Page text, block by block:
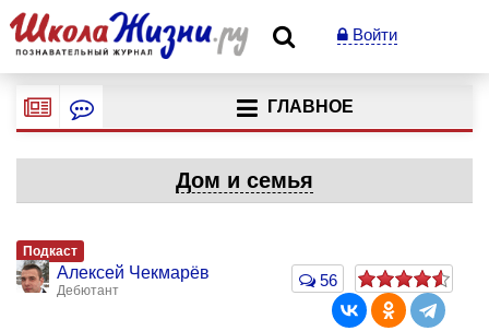
Войти
ГЛАВНОЕ
Дом и семья
Подкаст
Алексей Чекмарёв
Дебютант
56